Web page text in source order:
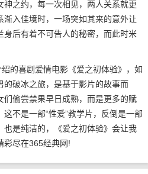
之约，每一次相见，两人关系就更
入佳境时，一场突如其来的意外让
后有着不可告人的秘密，而此时米
的喜剧爱情电影《爱之初体验》，如
破冰之旅，是基于影片的故事而
偷尝禁果早日成熟，而是更多的赋
不是一部“性爱”教学片，反倒是一部
也是纯洁的，《爱之初体验》会让我
彩尽在365经典网!